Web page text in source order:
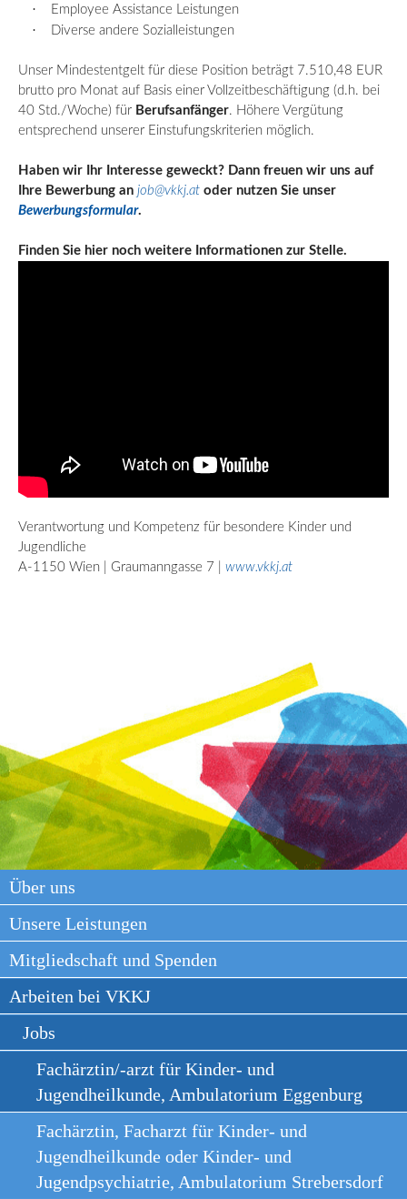
· Employee Assistance Leistungen
· Diverse andere Sozialleistungen
Unser Mindestentgelt für diese Position beträgt 7.510,48 EUR
brutto pro Monat auf Basis einer Vollzeitbeschäftigung (d.h. bei
40 Std./Woche) für Berufsanfänger. Höhere Vergütung
entsprechend unserer Einstufungskriterien möglich.
Haben wir Ihr Interesse geweckt? Dann freuen wir uns auf
Ihre Bewerbung an job@vkkj.at oder nutzen Sie unser
Bewerbungsformular.
Finden Sie hier noch weitere Informationen zur Stelle.
Verantwortung und Kompetenz für besondere Kinder und
Jugendliche
A-1150 Wien | Graumanngasse 7 | www.vkkj.at
Über uns
Unsere Leistungen
Mitgliedschaft und Spenden
Arbeiten bei VKKJ
Jobs
Fachärztin/-arzt für Kinder- und
Jugendheilkunde, Ambulatorium Eggenburg
Fachärztin, Facharzt für Kinder- und
Jugendheilkunde oder Kinder- und
Jugendpsychiatrie, Ambulatorium Strebersdorf